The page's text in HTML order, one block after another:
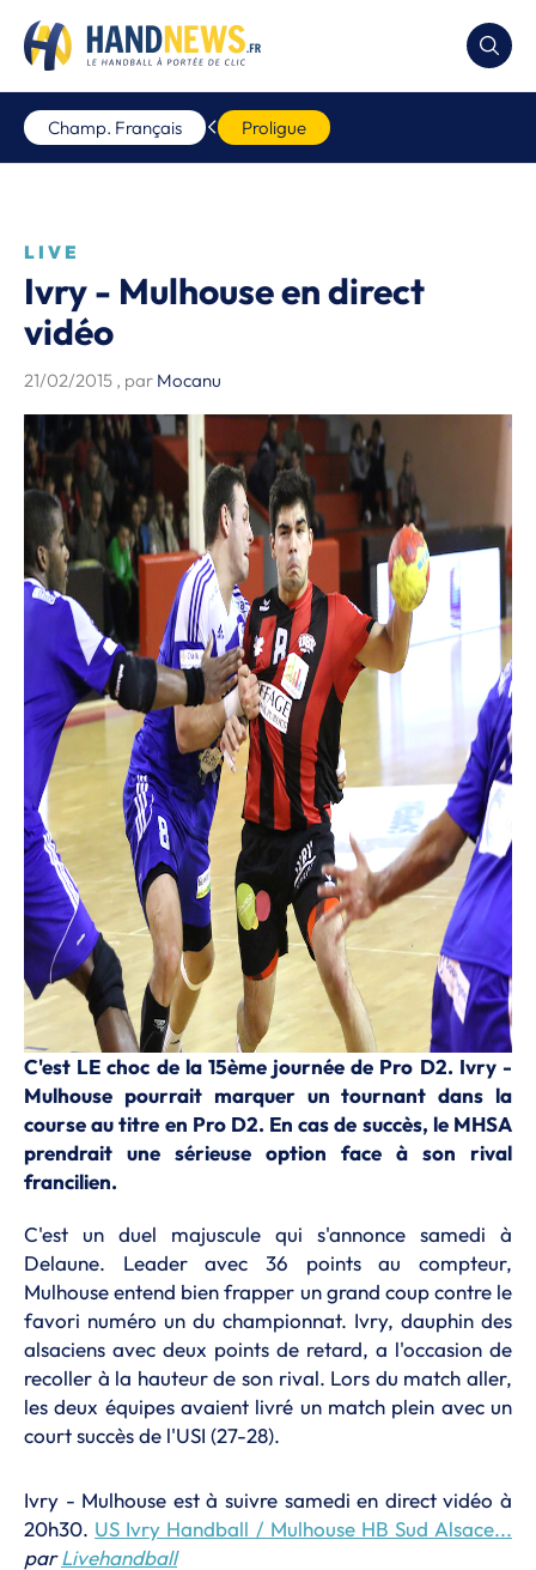
Champ. Français Proligue
LIVE
Ivry - Mulhouse en direct
vidéo
21/02/2015 , par Mocanu
C'est LE choc de la 15ème journée de Pro D2. Ivry -
Mulhouse pourrait marquer un tournant dans la
course au titre en Pro D2. En cas de succès, le MHSA
prendrait une sérieuse option face à son rival
francilien.
C'est un duel majuscule qui s'annonce samedi à
Delaune. Leader avec 36 points au compteur,
Mulhouse entend bien frapper un grand coup contre le
favori numéro un du championnat. Ivry, dauphin des
alsaciens avec deux points de retard, a l'occasion de
recoller à la hauteur de son rival. Lors du match aller,
les deux équipes avaient livré un match plein avec un
court succès de l'USI (27-28).
Ivry - Mulhouse est à suivre samedi en direct vidéo à
20h30. US Ivry Handball / Mulhouse HB Sud Alsace...
parLivehandball